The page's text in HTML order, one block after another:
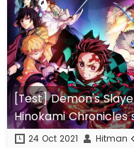
[Test] Demon's
Hinokami Chronicles
24 Oct 2021 Hitman